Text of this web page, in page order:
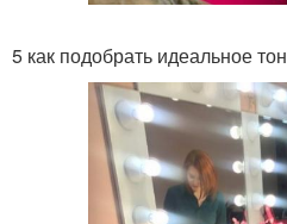
5 как подобрать идеальное